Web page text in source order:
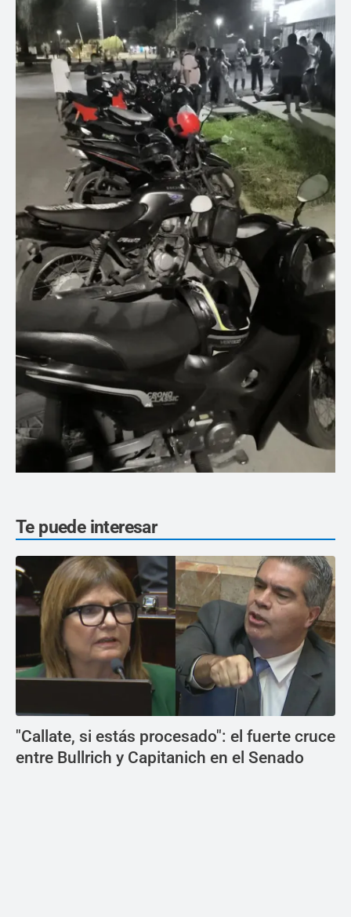
Te puede interesar
"Callate, si estás procesado": el fuerte cruce
entre Bullrich y Capitanich en el Senado